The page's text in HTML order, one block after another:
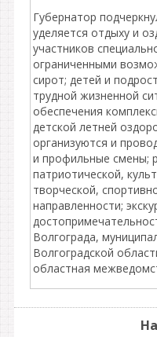
Губернатор
уделяется отдыху и
участников
ограниченными
сирот; детей и
трудной жизненной
обеспечения
детской летней
организуются и
и профильные смены;
патриотической,
творческой,
направленности;
Волгограда,
Волгоградской
областная